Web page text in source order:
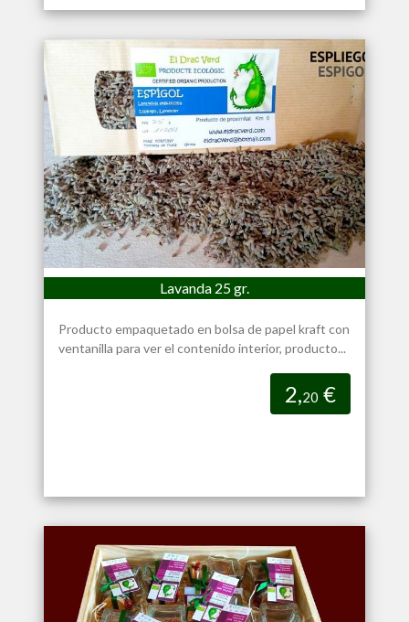
Lavanda 25 gr.
Producto empaquetado en bolsa de papel kraft con
ventanilla para ver el contenido interior, producto...
2,20 €